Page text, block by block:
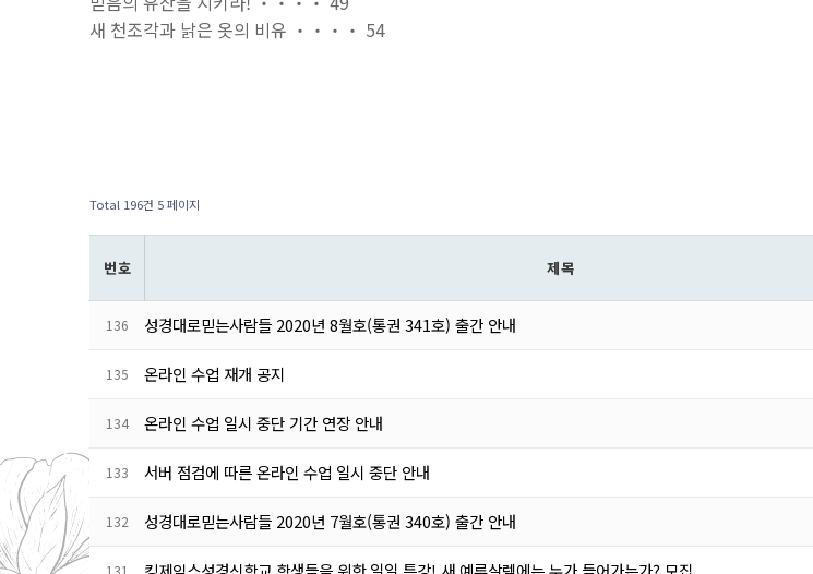
새 천조각과 낡은 옷의 비유 ‧‧‧‧ 54
Total 196건 5 페이지
번 호 제 목
136 성경대로믿는사람들 2020년 8월호(통권 341호) 출간 안내
135 온라인 수업 재개 공지
134 온라인 수업 일시 중단 기간 연장 안내
133 서버 점검에 따른 온라인 수업 일시 중단 안내
132 성경대로믿는사람들 2020년 7월호(통권 340호) 출간 안내
131